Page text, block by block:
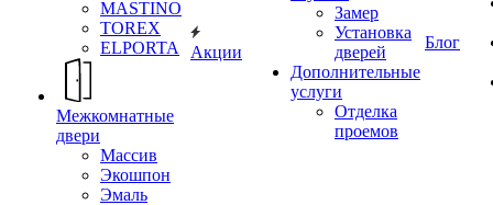
MASTINO
TOREX
ELPORTA
Межкомнатные
двери
Массив
Экошпон
Эмаль
Акции
Замер
Установка
дверей
Дополнительные
услуги
Отделка
проемов
Блог